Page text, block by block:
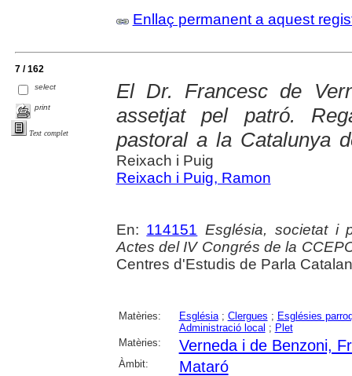
Enllaç permanent a aquest
7 / 162
select
print
Text complet
El Dr. Francesc de
assetjat pel patró.
pastoral a la Catalunya
Reixach i Puig
Reixach i Puig, Ramon
En: 114151 Església, societat i
Actes del IV Congrés de la
Centres d'Estudis de Parla
Matèries: Església; Clergues ; Esglésies
Administració local ; Plet
Matèries:
Verneda i de Benzoni,
Àmbit: Mataró